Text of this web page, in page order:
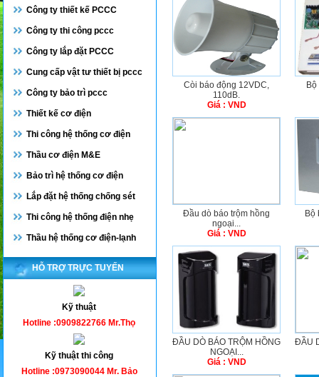
Công ty thiết kế PCCC
Công ty thi công pccc
Công ty lắp đặt PCCC
Cung cấp vật tư thiết bị pccc
Công ty bảo trì pccc
Thiết kế cơ điện
Thi công hệ thống cơ điện
Thầu cơ điện M&E
Bảo trì hệ thống cơ điện
Lắp đặt hệ thống chống sét
Thi công hệ thống điện nhẹ
Thầu hệ thống cơ điện-lạnh
HỖ TRỢ TRỰC TUYẾN
Kỹ thuật
Hotline :0909822766 Mr.Thọ
Kỹ thuật thi công
Hotline :0973090044 Mr. Bảo
Còi báo động 12VDC,
110dB.
Giá : VND
Đầu dò báo trộm hồng
ngoại...
Giá : VND
Bộ
ĐẦU DÒ BÁO TRỘM HỒNG
NGOẠI...
Giá : VND
ĐẦU